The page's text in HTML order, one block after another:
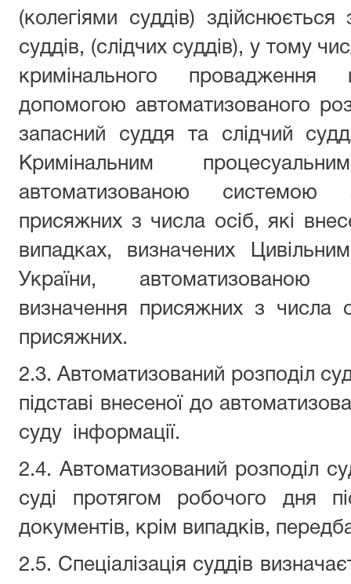
(колегіями суддів) здійснюється
суддів, (слідчих суддів), у тому
кримінального
допомогою автоматизованого
запасний суддя та слідчий
Кримінальним
автоматизованою системою
присяжних з числа осіб, які
випадках, визначених
України, автоматизованою
визначення присяжних з числа
присяжних.
2.3. Автоматизований розподіл
підставі внесеної до
суду інформації.
2.4. Автоматизований розподіл
суді протягом робочого дня
документів, крім випадків,
2.5. Спеціалізація суддів